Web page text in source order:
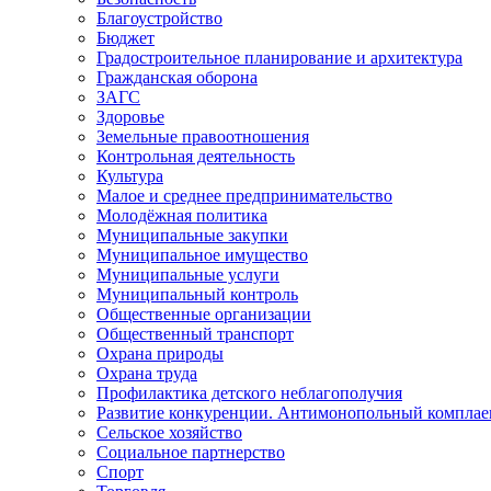
Благоустройство
Бюджет
Градостроительное планирование и архитектура
Гражданская оборона
ЗАГС
Здоровье
Земельные правоотношения
Контрольная деятельность
Культура
Малое и среднее предпринимательство
Молодёжная политика
Муниципальные закупки
Муниципальное имущество
Муниципальные услуги
Муниципальный контроль
Общественные организации
Общественный транспорт
Охрана природы
Охрана труда
Профилактика детского неблагополучия
Развитие конкуренции. Антимонопольный
Сельское хозяйство
Социальное партнерство
Спорт